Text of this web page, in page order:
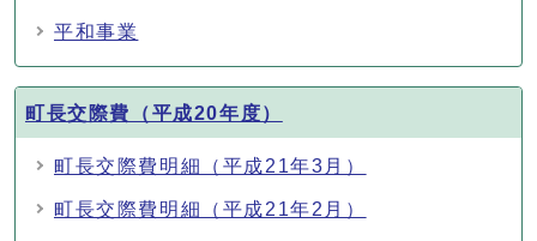
平和事業
町長交際費（平成20年度）
町長交際費明細（平成21年3月）
町長交際費明細（平成21年2月）